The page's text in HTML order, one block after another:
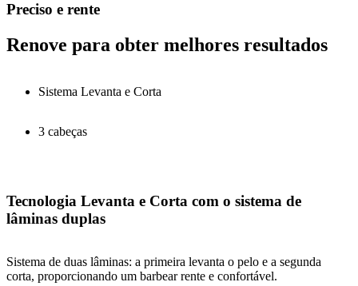
Preciso e rente
Renove para obter melhores resultados
Sistema Levanta e Corta
3 cabeças
Tecnologia Levanta e Corta com o sistema de
lâminas duplas
Sistema de duas lâminas: a primeira levanta o pelo e a segunda
corta, proporcionando um barbear rente e confortável.